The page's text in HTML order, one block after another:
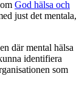
God hälsa och
just det mentala,
där mental hälsa
identifiera
som